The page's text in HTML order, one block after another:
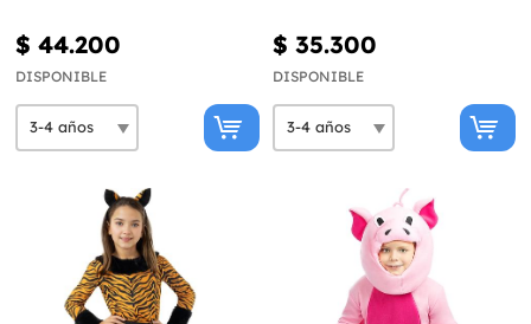
$ 44.200
DISPONIBLE
$ 35.300
DISPONIBLE